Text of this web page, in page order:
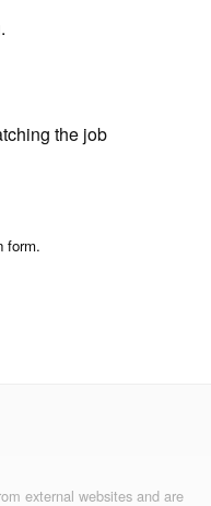
the job
form.
external websites and are